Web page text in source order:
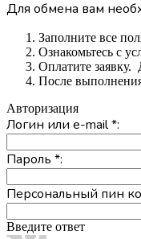
Для обмена вам
Заполните все
Ознакомьтесь с
Оплатите заявку.
После выполнения
Авторизация
Логин или e-mail*:
Пароль *:
Персональный пин
Введите ответ